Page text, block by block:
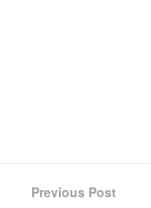
Previous Post